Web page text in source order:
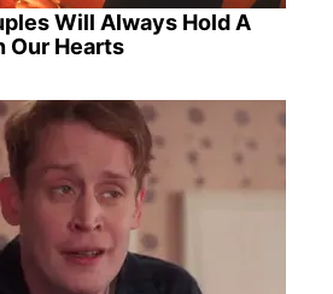
Will Always Hold A
Our Hearts